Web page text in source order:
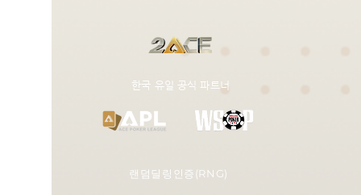
​한국 유일 공식 파트너
랜덤딜링인증(RNG)